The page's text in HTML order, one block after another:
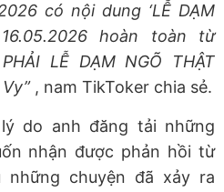
có nội dung ‘LỄ DẠM
hoàn toàn từ
LỄ DẠM NGÕ THẬT
, nam TikToker chia sẻ.
do anh đăng tải những
nhận được phản hồi từ
những chuyện đã xảy ra